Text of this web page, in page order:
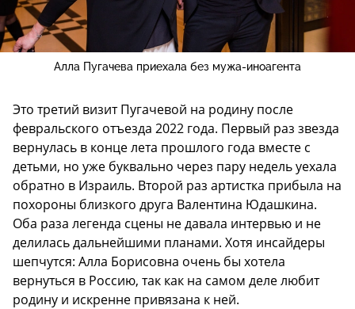
Алла Пугачева приехала без мужа-иноагента
Это третий визит Пугачевой на родину после
февральского отъезда 2022 года. Первый раз звезда
вернулась в конце лета прошлого года вместе с
детьми, но уже буквально через пару недель уехала
обратно в Израиль. Второй раз артистка прибыла на
похороны близкого друга Валентина Юдашкина.
Оба раза легенда сцены не давала интервью и не
делилась дальнейшими планами. Хотя инсайдеры
шепчутся: Алла Борисовна очень бы хотела
вернуться в Россию, так как на самом деле любит
родину и искренне привязана к ней.